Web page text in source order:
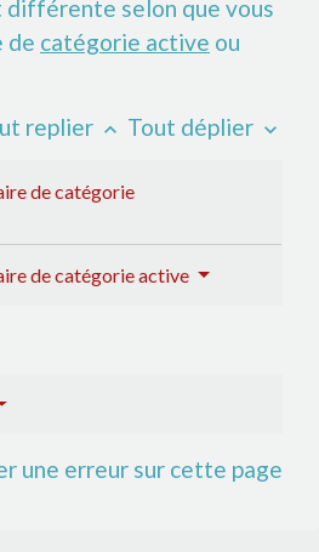
différente selon que vous
de catégorie active ou
replier keyboard_arrow_up Tout déplier keyboard_arrow_down
de catégorie
de catégorie active
une erreur sur cette page